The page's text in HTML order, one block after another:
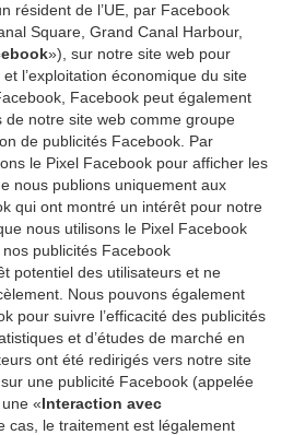
résident de l’UE, par Facebook
Square, Grand Canal Harbour,
»), sur notre site web pour
et l’exploitation économique du site
Facebook peut également
de notre site web comme groupe
de publicités Facebook. Par
le Pixel Facebook pour afficher les
nous publions uniquement aux
qui ont montré un intérêt pour notre
nous utilisons le Pixel Facebook
publicités Facebook
potentiel des utilisateurs et ne
Nous pouvons également
pour suivre l’efficacité des publicités
et d’études de marché en
ont été redirigés vers notre site
une publicité Facebook (appelée
«Interaction avec
cas, le traitement est légalement